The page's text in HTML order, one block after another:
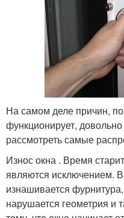
На самом деле причин,
функционирует,
рассмотреть самые
Износ окна . Время
являются исключением.
изнашивается
нарушается геометрия и